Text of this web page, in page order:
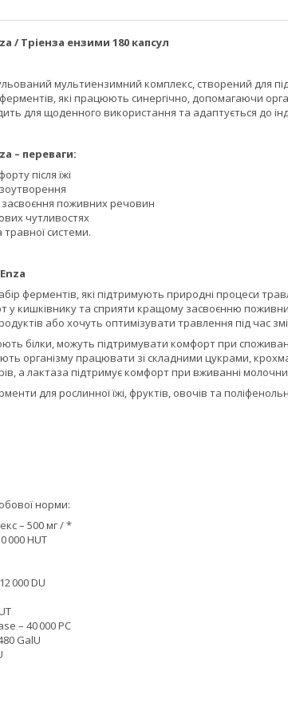
/ Тріенза ензими 180 капсул
мультиензимний комплекс, створений для
які працюють синергічно, допомагаючи
для щоденного використання та адаптується до
– переваги:
після їжі
поживних речовин
чутливостях
системи.
ферментів, які підтримують природні процеси
у кишківнику та сприяти кращому засвоєнню
або хочуть оптимізувати травлення під час
білки, можуть підтримувати комфорт при
організму працювати зі складними цукрами,
а лактаза підтримує комфорт при вживанні
для рослинної їжі, фруктів, овочів та
норми:
– 500 мг / *
000 HUT
000 DU
– 40 000 PC
GalU